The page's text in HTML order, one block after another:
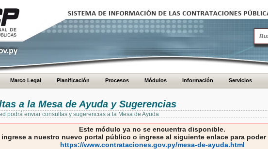
Marco Legal Planificación Procesos Módulos Información Servicios
a la Mesa de Ayuda y Sugerencias
podrá enviar consultas y sugerencias a la Mesa de Ayuda
Este módulo ya no se encuentra disponible.
ingrese a nuestro nuevo portal público o ingrese al siguiente enlace para
https://www.contrataciones.gov.py/mesa-de-ayuda.html